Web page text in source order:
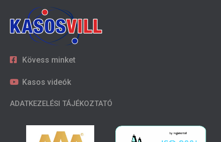
Kövess minket
Kasos videók
ADATKEZELÉSI TÁJÉKOZTATÓ